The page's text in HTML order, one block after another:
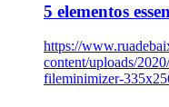
5 elementos
https://
content/uploads/
fileminimizer-